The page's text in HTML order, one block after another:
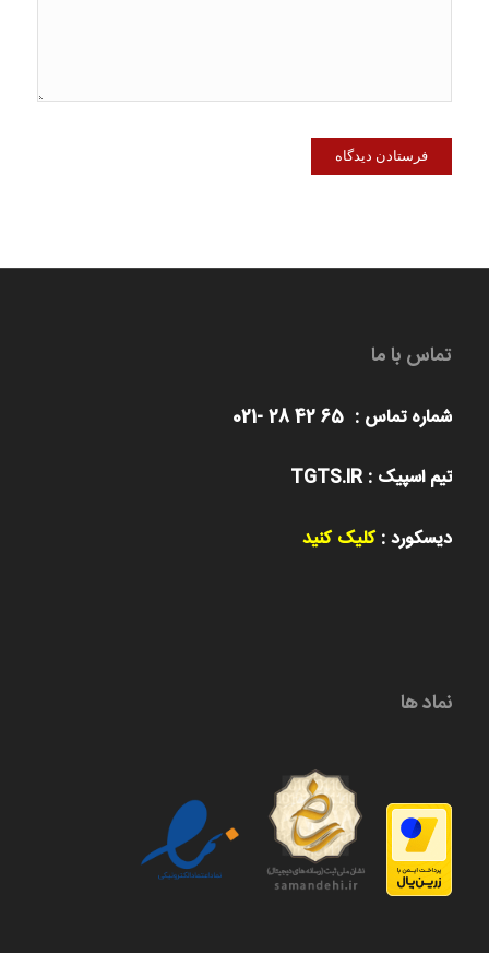
تماس با ما
شماره تماس : 65 42 28 -021
تیم اسپیک : TGTS.IR
دیسکورد :کلیک کنید
نماد ها